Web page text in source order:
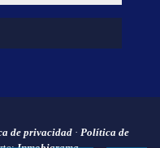
de privacidad · Política de